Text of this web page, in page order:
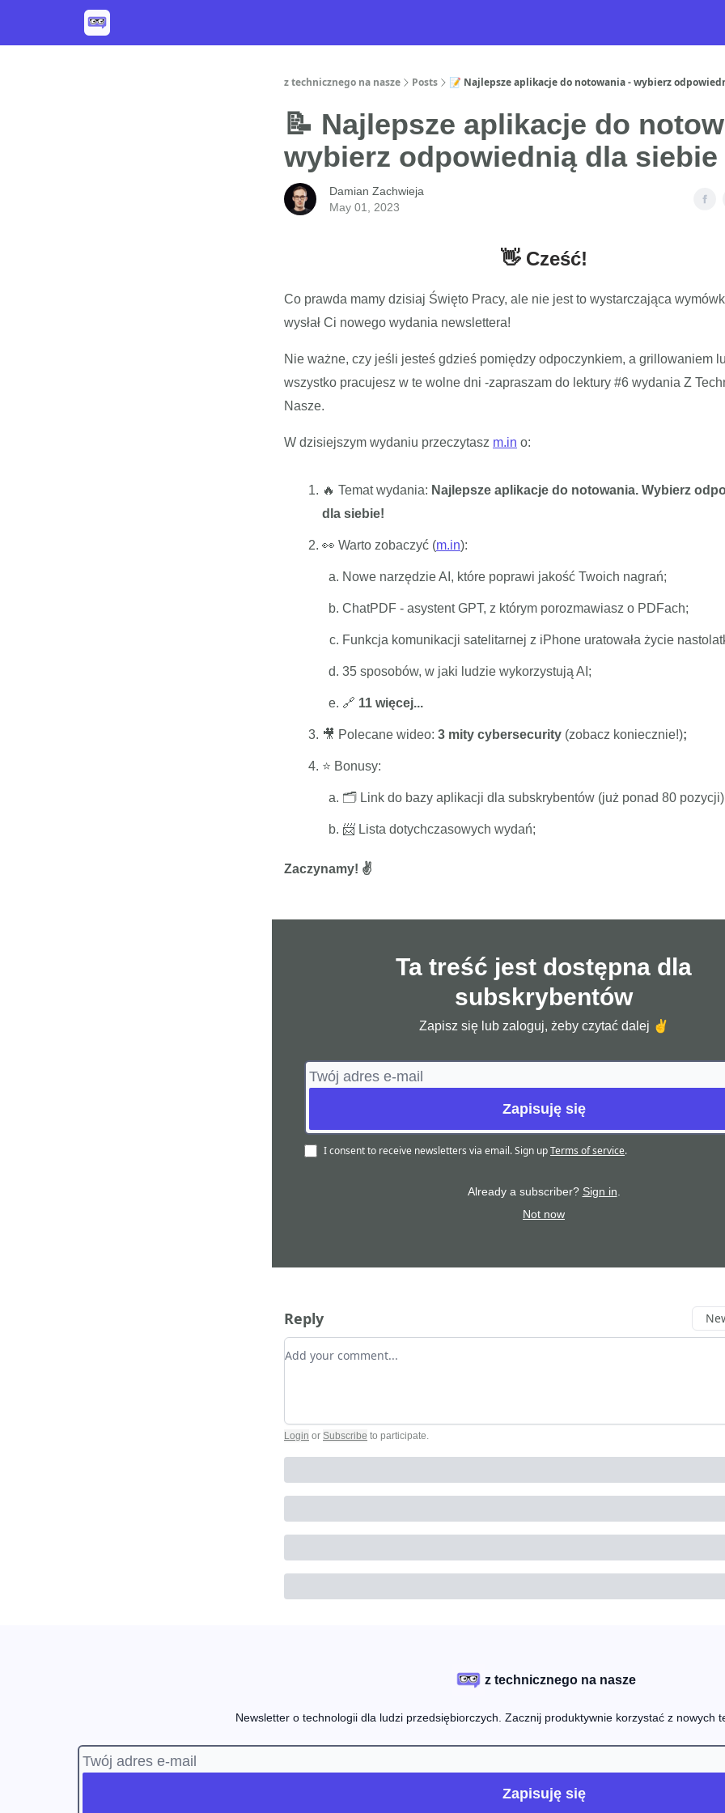
z technicznego na nasze Posts 📝 Najlepsze aplikacje do notowania - wybierz
📝 Najlepsze aplikacje do
wybierz odpowiednią dla siebie
Damian Zachwieja
May 01, 2023
👋 Cześć!
Co prawda mamy dzisiaj Święto Pracy, ale nie jest to wystarczająca
wysłał Ci nowego wydania newslettera!
Nie ważne, czy jeśli jesteś gdzieś pomiędzy odpoczynkiem, a grillowaniem
wszystko pracujesz w te wolne dni -zapraszam do lektury #6 wydania Z
Nasze.
W dzisiejszym wydaniu przeczytasz m.in o:
🔥 Temat wydania: Najlepsze aplikacje do notowania. Wybierz
dla siebie!
👀 Warto zobaczyć (m.in):
Nowe narzędzie AI, które poprawi jakość Twoich nagrań;
ChatPDF - asystent GPT, z którym porozmawiasz o PDFach;
Funkcja komunikacji satelitarnej z iPhone uratowała życie
35 sposobów, w jaki ludzie wykorzystują AI;
🔗 11 więcej...
🎥 Polecane wideo: 3 mity cybersecurity (zobacz koniecznie!);
⭐️ Bonusy:
🗂️ Link do bazy aplikacji dla subskrybentów (już ponad 80
📨 Lista dotychczasowych wydań;
Zaczynamy! ✌️
Ta treść jest dostępna dla
subskrybentów
Zapisz się lub zaloguj, żeby czytać dalej ✌️
I consent to receive newsletters via email.Sign upTerms of service.
Already a subscriber? Sign in
Not now
Reply
Add your comment
Login or Subscribe to participate.
z technicznego na nasze
Newsletter o technologii dla ludzi przedsiębiorczych. Zacznij produktywnie korzystać z nowych